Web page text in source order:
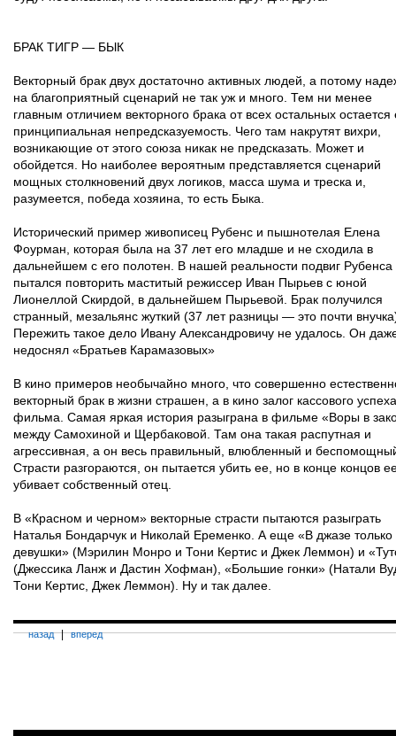
БРАК ТИГР — БЫК
Векторный брак двух достаточно активных людей, а потому
на благоприятный сценарий не так уж и много. Тем ни менее
главным отличием векторного брака от всех остальных остается
принципиальная непредсказуемость. Чего там накрутят вихри,
возникающие от этого союза никак не предсказать. Может и
обойдется. Но наиболее вероятным представляется сценарий
мощных столкновений двух логиков, масса шума и треска и,
разумеется, победа хозяина, то есть Быка.
Исторический пример живописец Рубенс и пышнотелая Елена
Фоурман, которая была на 37 лет его младше и не сходила в
дальнейшем с его полотен. В нашей реальности подвиг Рубенса
пытался повторить маститый режиссер Иван Пырьев с юной
Лионеллой Скирдой, в дальнейшем Пырьевой. Брак получился
странный, мезальянс жуткий (37 лет разницы — это почти
Пережить такое дело Ивану Александровичу не удалось. Он
недоснял «Братьев Карамазовых»
В кино примеров необычайно много, что совершенно
векторный брак в жизни страшен, а в кино залог кассового успеха
фильма. Самая яркая история разыграна в фильме «Воры в
между Самохиной и Щербаковой. Там она такая распутная и
агрессивная, а он весь правильный, влюбленный и
Страсти разгораются, он пытается убить ее, но в конце концов
убивает собственный отец.
В «Красном и черном» векторные страсти пытаются разыграть
Наталья Бондарчук и Николай Еременко. А еще «В джазе только
девушки» (Мэрилин Монро и Тони Кертис и Джек Леммон) и
(Джессика Ланж и Дастин Хофман), «Большие гонки» (Натали
Тони Кертис, Джек Леммон). Ну и так далее.
назад | вперед